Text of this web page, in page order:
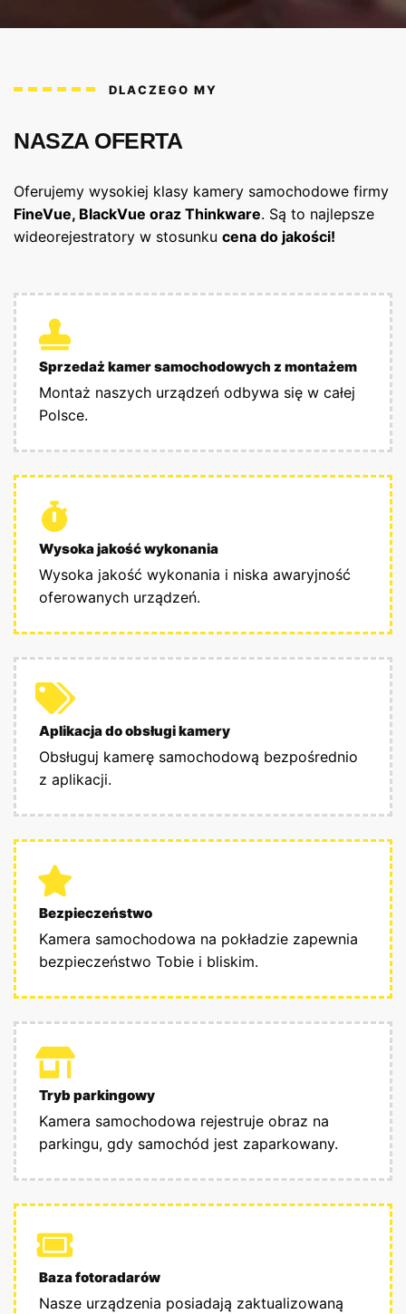
DLACZEGO MY
NASZA OFERTA
Oferujemy wysokiej klasy kamery samochodowe firmy
FineVue, BlackVue oraz Thinkware. Są to najlepsze
wideorejestratory w stosunku cena do jakości!
Sprzedaż kamer samochodowych z montażem
Montaż naszych urządzeń odbywa się w całej
Polsce.
Wysoka jakość wykonania
Wysoka jakość wykonania i niska awaryjność
oferowanych urządzeń.
Aplikacja do obsługi kamery
Obsługuj kamerę samochodową bezpośrednio
z aplikacji.
Bezpieczeństwo
Kamera samochodowa na pokładzie zapewnia
bezpieczeństwo Tobie i bliskim.
Tryb parkingowy
Kamera samochodowa rejestruje obraz na
parkingu, gdy samochód jest zaparkowany.
Baza fotoradarów
Nasze urządzenia posiadają zaktualizowaną